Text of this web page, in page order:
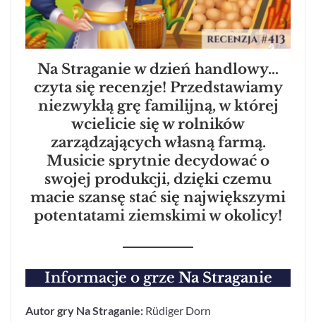
Na Straganie w dzień handlowy…
czyta się recenzje! Przedstawiamy
niezwykłą grę familijną, w której
wcielicie się w rolników
zarządzających własną farmą.
Musicie sprytnie decydować o
swojej produkcji, dzięki czemu
macie szansę stać się największymi
potentatami ziemskimi w okolicy!
Informacje o grze Na Straganie
Autor gry Na Straganie: Rüdiger Dorn